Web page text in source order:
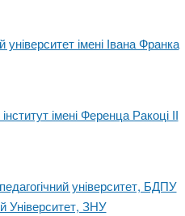
імені Івана Франка
імені Ференца Ракоці ІІ
університет, БДПУ
Університет, ЗНУ